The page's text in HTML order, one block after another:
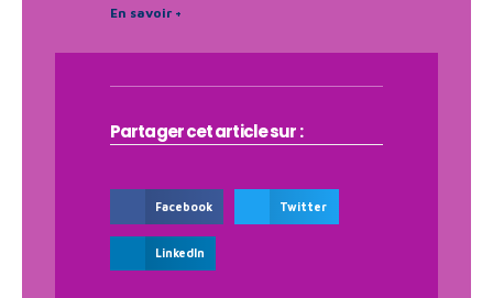
En savoir +
Partager cet article sur :
Facebook Twitter
LinkedIn